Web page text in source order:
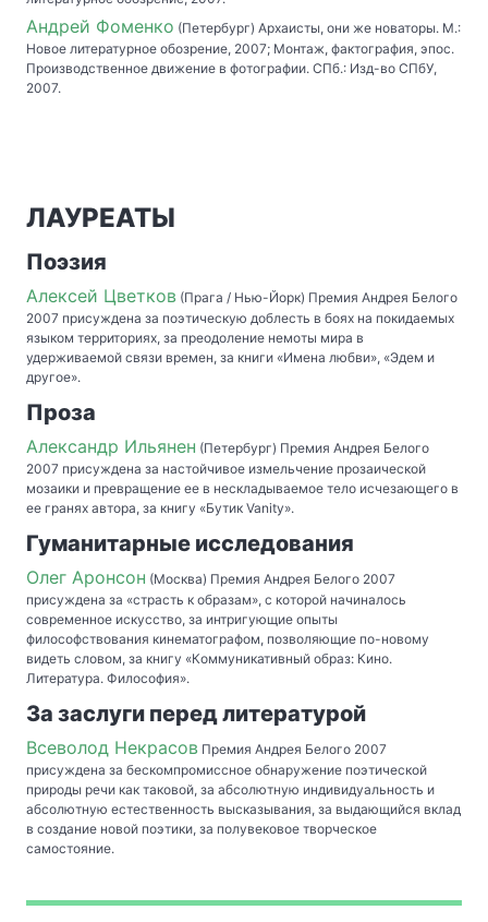
Андрей Фоменко (Петербург) Архаисты, они же новаторы. М.:
Новое литературное обозрение, 2007; Монтаж, фактография, эпос.
Производственное движение в фотографии. СПб.: Изд-во СПбУ,
2007.
ЛАУРЕАТЫ
Поэзия
Алексей Цветков (Прага / Нью-Йорк) Премия Андрея Белого
2007 присуждена за поэтическую доблесть в боях на покидаемых
языком территориях, за преодоление немоты мира в
удерживаемой связи времен, за книги «Имена любви», «Эдем и
другое».
Проза
Александр Ильянен (Петербург) Премия Андрея Белого
2007 присуждена за настойчивое измельчение прозаической
мозаики и превращение ее в нескладываемое тело исчезающего в
ее гранях автора, за книгу «Бутик Vanity».
Гуманитарные исследования
Олег Аронсон (Москва) Премия Андрея Белого 2007
присуждена за «страсть к образам», с которой начиналось
современное искусство, за интригующие опыты
философствования кинематографом, позволяющие по-новому
видеть словом, за книгу «Коммуникативный образ: Кино.
Литература. Философия».
За заслуги перед литературой
Всеволод Некрасов Премия Андрея Белого 2007
присуждена за бескомпромиссное обнаружение поэтической
природы речи как таковой, за абсолютную индивидуальность и
абсолютную естественность высказывания, за выдающийся вклад
в создание новой поэтики, за полувековое творческое
самостояние.